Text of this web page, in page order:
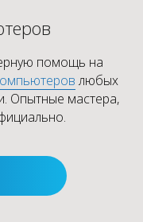
помощь на
любых
Опытные мастера,